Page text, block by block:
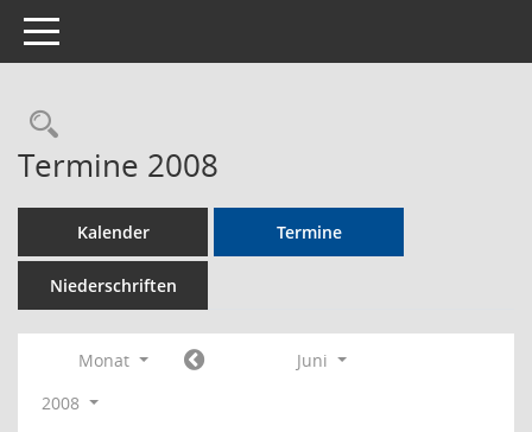
Toggle navigation
Rechercheauswahl
Termine 2008
Kalender Termine
Niederschriften
Monat
Juni
2008